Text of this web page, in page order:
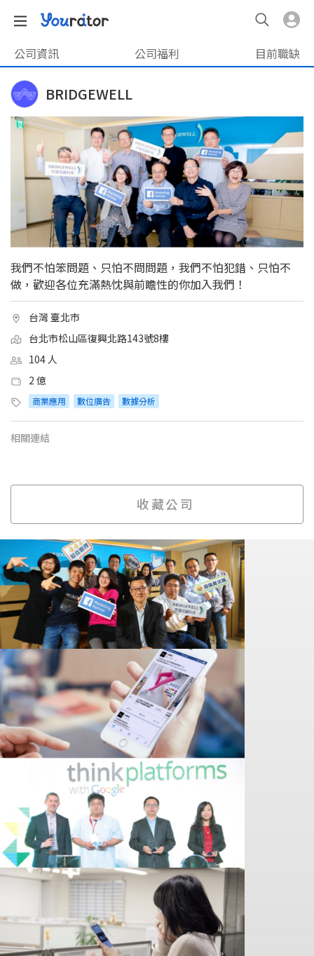
公司資訊 公司福利 目前職缺
BRIDGEWELL
我們不怕笨問題、只怕不問問題，我們不怕犯錯、只怕不
做，歡迎各位充滿熱忱與前瞻性的你加入我們！
台灣 臺北市
台北市松山區復興北路143號8樓
104 人
2 億
商業應用 數位廣告 數據分析
相關連結
收藏公司